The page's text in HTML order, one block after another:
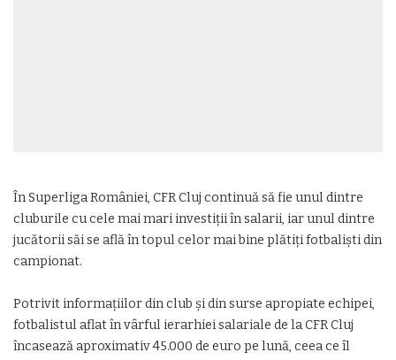
În Superliga României, CFR Cluj continuă să fie unul dintre
cluburile cu cele mai mari investiții în salarii, iar unul dintre
jucătorii săi se află în topul celor mai bine plătiți fotbaliști din
campionat.
Potrivit informațiilor din club și din surse apropiate echipei,
fotbalistul aflat în vârful ierarhiei salariale de la CFR Cluj
încasează aproximativ 45.000 de euro pe lună, ceea ce îl